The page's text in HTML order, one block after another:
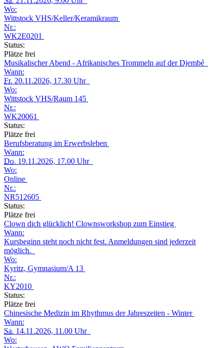
Wo:
Wittstock VHS/Keller/Keramikraum
Nr.:
WK2E0201
Status:
Plätze frei
Musikalischer Abend - Afrikanisches Trommeln auf der Djembé
Wann:
Fr. 20.11.2026, 17.30 Uhr
Wo:
Wittstock VHS/Raum 145
Nr.:
WK20061
Status:
Plätze frei
Berufsberatung im Erwerbsleben
Wann:
Do. 19.11.2026, 17.00 Uhr
Wo:
Online
Nr.:
NR512605
Status:
Plätze frei
Clown dich glücklich! Clownsworkshop zum Einstieg
Wann:
Kursbeginn steht noch nicht fest. Anmeldungen sind jederzeit
möglich.
Wo:
Kyritz, Gymnasium/A 13
Nr.:
KY2010
Status:
Plätze frei
Chinesische Medizin im Rhythmus der Jahreszeiten - Winter
Wann:
Sa. 14.11.2026, 11.00 Uhr
Wo: